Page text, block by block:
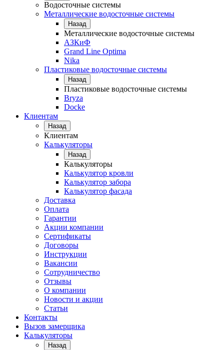
Водосточные системы
Металлические водосточные системы
Назад
Металлические водосточные системы
АЗКиФ
Grand Line Optima
Nika
Пластиковые водосточные системы
Назад
Пластиковые водосточные системы
Bryza
Docke
Клиентам
Назад
Клиентам
Калькуляторы
Назад
Калькуляторы
Калькулятор кровли
Калькулятор забора
Калькулятор фасада
Доставка
Оплата
Гарантии
Акции компании
Сертификаты
Договоры
Инструкции
Вакансии
Сотрудничество
Отзывы
О компании
Новости и акции
Статьи
Контакты
Вызов замерщика
Калькуляторы
Назад